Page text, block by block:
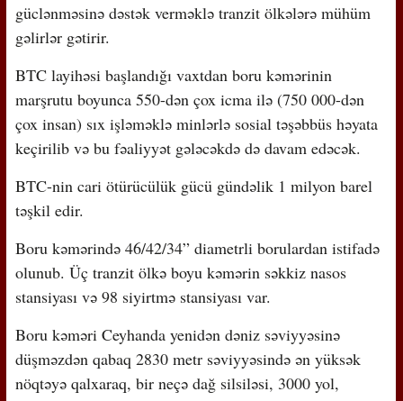
güclənməsinə dəstək verməklə tranzit ölkələrə mühüm
gəlirlər gətirir.
BTC layihəsi başlandığı vaxtdan boru kəmərinin
marşrutu boyunca 550-dən çox icma ilə (750 000-dən
çox insan) sıx işləməklə minlərlə sosial təşəbbüs həyata
keçirilib və bu fəaliyyət gələcəkdə də davam edəcək.
BTC-nin cari ötürücülük gücü gündəlik 1 milyon barel
təşkil edir.
Boru kəmərində 46/42/34” diametrli borulardan istifadə
olunub. Üç tranzit ölkə boyu kəmərin səkkiz nasos
stansiyası və 98 siyirtmə stansiyası var.
Boru kəməri Ceyhanda yenidən dəniz səviyyəsinə
düşməzdən qabaq 2830 metr səviyyəsində ən yüksək
nöqtəyə qalxaraq, bir neçə dağ silsiləsi, 3000 yol,